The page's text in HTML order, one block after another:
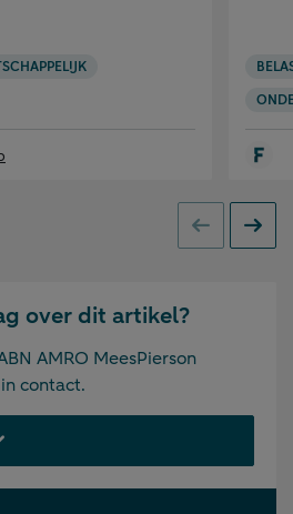
Vorige
over dit artikel?
AMRO MeesPierson
contact.